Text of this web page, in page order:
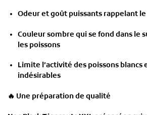
Odeur et goût puissants rappelant
Couleur sombre qui se fond dans le
les poissons
Limite l’activité des poissons blancs
indésirables
🔥 Une préparation de qualité